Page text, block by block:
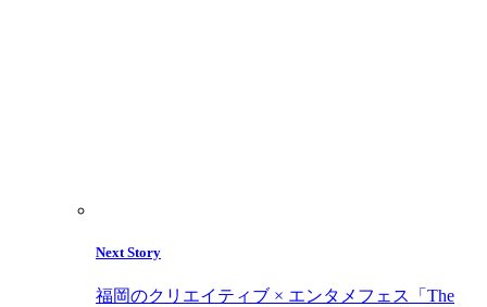
Next Story
福岡のクリエイティブ × エンタメフェス「The